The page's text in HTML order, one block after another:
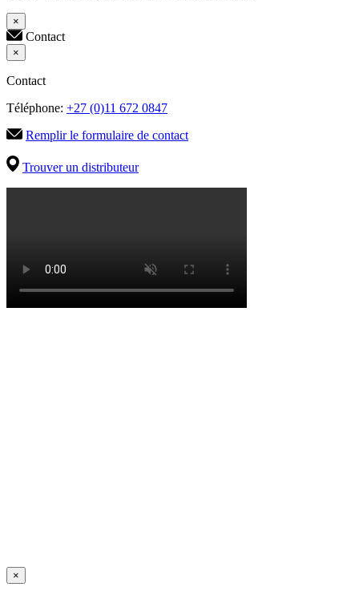
×
Contact
×
Contact
Téléphone: +27 (0)11 672 0847
Remplir le formulaire de contact
Trouver un distributeur
×